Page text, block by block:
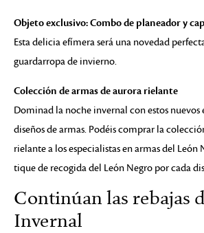
Objeto exclusivo: Combo de planeador y
Esta delicia efímera será una novedad
guardarropa de invierno.
Colección de armas de aurora rielante
Dominad la noche invernal con estos nuevos
diseños de armas. Podéis comprar la
rielante a los especialistas en armas del León
tique de recogida del León Negro por cada
Continúan las rebajas
Invernal